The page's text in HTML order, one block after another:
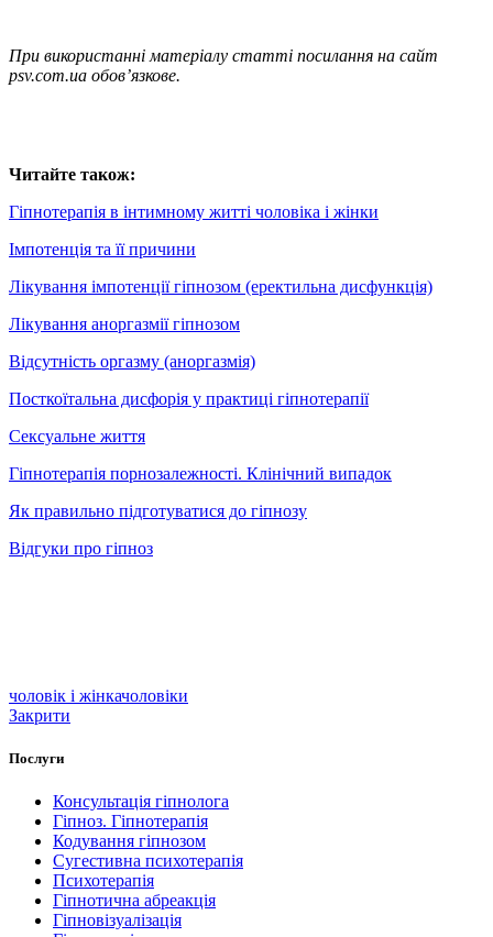
При використанні матеріалу статті посилання на сайт
psv.com.ua обов’язкове.
Читайте також:
Гіпнотерапія в інтимному житті чоловіка і жінки
Імпотенція та її причини
Лікування імпотенції гіпнозом (еректильна дисфункція)
Лікування аноргазмії гіпнозом
Відсутність оргазму (аноргазмія)
Посткоїтальна дисфорія у практиці гіпнотерапії
Сексуальне життя
Гіпнотерапія порнозалежності. Клінічний випадок
Як правильно підготуватися до гіпнозу
Відгуки про гіпноз
чоловік і жінкачоловіки
Закрити
Послуги
Консультація гіпнолога
Гіпноз. Гіпнотерапія
Кодування гіпнозом
Сугестивна психотерапія
Психотерапія
Гіпнотична абреакція
Гіпновізуалізація